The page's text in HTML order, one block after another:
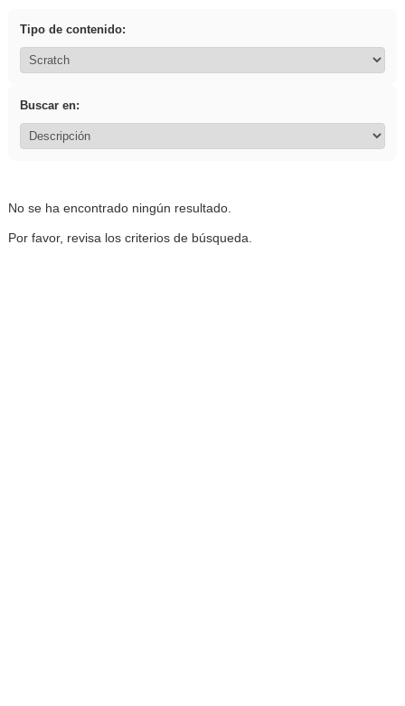
Tipo de contenido:
Buscar en:
No se ha encontrado ningún resultado.
Por favor, revisa los criterios de búsqueda.